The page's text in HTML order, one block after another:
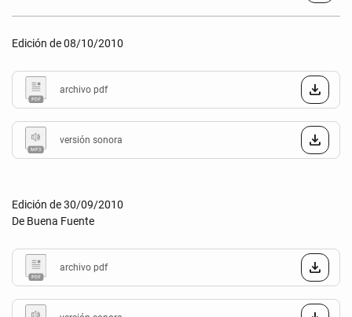
Edición de 08/10/2010
archivo pdf
versión sonora
Edición de 30/09/2010
De Buena Fuente
archivo pdf